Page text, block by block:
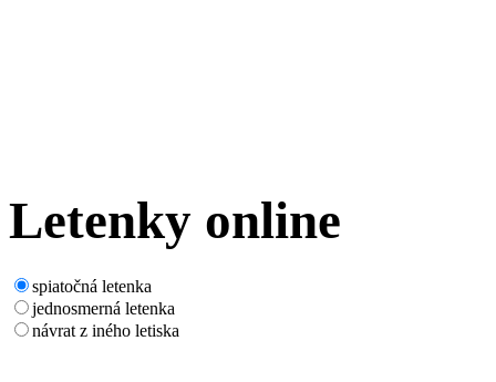
Letenky online
spiatočná letenka
jednosmerná letenka
návrat z iného letiska